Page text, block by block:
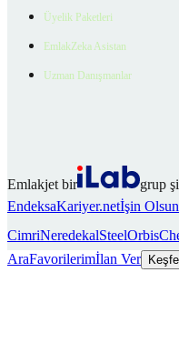
Üyelik Paketleri
EmlakZeka Asistan
Uzman Danışmanlar
Emlakjet bir
grup
EndeksaKariyer.netİşin Olsun
CimriNeredekalSteelOrbis
AraFavorilerimİlan Ver